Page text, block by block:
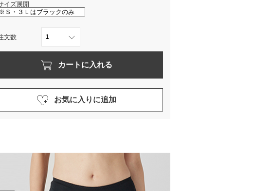
イズ展開
文数
カートに入れる
お気に入りに追加